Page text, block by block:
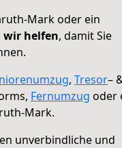
Mark oder ein
wir helfen, damit Sie
, Tresor–
Fernumzug oder
Mark.
unverbindliche und